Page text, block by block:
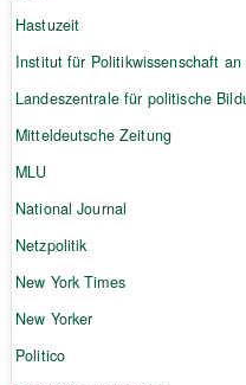
Hastuzeit
Institut für Politikwissenschaft an
Landeszentrale für politische
Mitteldeutsche Zeitung
MLU
National Journal
Netzpolitik
New York Times
New Yorker
Politico